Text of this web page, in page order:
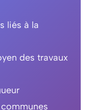
liés à la
des travaux